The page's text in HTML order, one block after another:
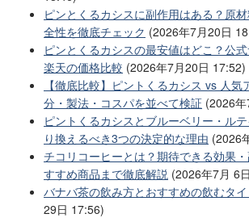
ピンとくるカシスに副作用はある？原
全性を徹底チェック (2026年7月20日
ピンとくるカシスの最安値はどこ？公
楽天の価格比較 (2026年7月20日 17:52)
【徹底比較】ピントくるカシス vs 人
分・製法・コスパを並べて検証 (2026
ピントくるカシスとブルーベリー・ル
り換えるべき3つの決定的な理由 (2026
チコリコーヒーとは？期待できる効果
すすめ商品まで徹底解説 (2026年7月 6
バナバ茶の飲み方とおすすめの飲むタ
29日 17:56)